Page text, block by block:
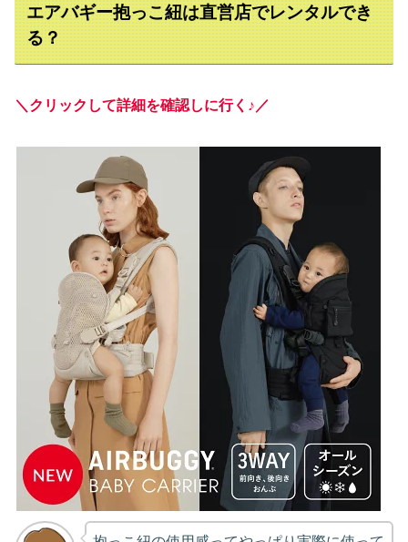
エアバギー抱っこ紐は直営店でレンタルでき
る？
＼クリックして詳細を確認しに行く♪／